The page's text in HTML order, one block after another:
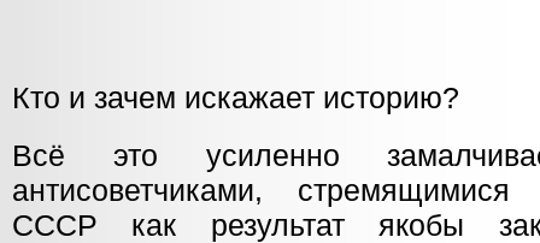
Кто и зачем искажает историю?
Всё это усиленно
антисоветчиками, стремящимися
СССР как результат якобы